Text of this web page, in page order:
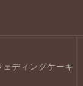
ェディングケーキ